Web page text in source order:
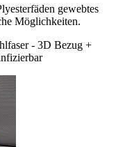
gewebtes
Möglichkeiten.
- 3D Bezug +